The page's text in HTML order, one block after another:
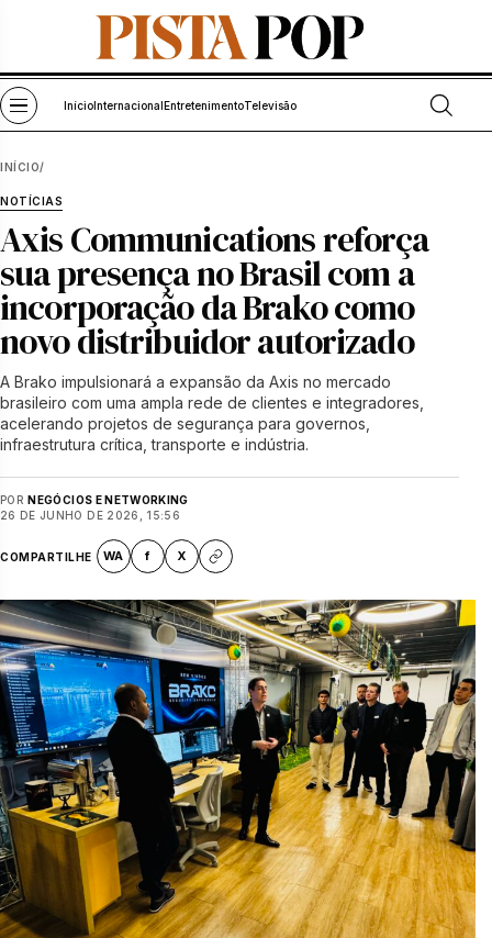
Pular para o conteúdo
Abrir menu
Início Internacional EntretenimentoTelevisão Abrir
INÍCIO/
NOTÍCIAS
Axis Communications reforça
sua presença no Brasil com a
incorporação da Brako como
novo distribuidor autorizado
A Brako impulsionará a expansão da Axis no mercado
brasileiro com uma ampla rede de clientes e integradores,
acelerando projetos de segurança para governos,
infraestrutura crítica, transporte e indústria.
POR NEGÓCIOS E NETWORKING
26 DE JUNHO DE 2026, 15:56
COMPARTILHE WA f X